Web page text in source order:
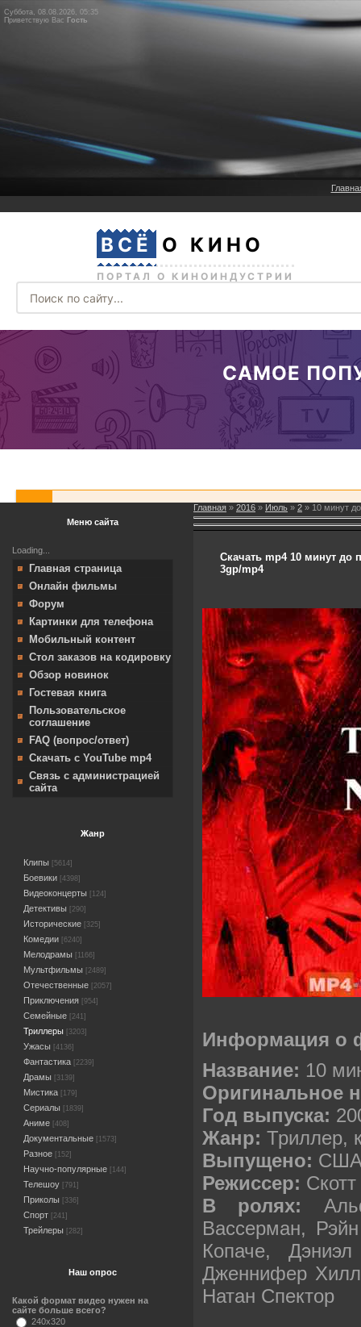
Суббота, 08.08.2026, 05:35
Приветствую Вас Гость
Меню сайта
Loading...
Главная страница
Онлайн фильмы
Форум
Картинки для телефона
Мобильный контент
Стол заказов на кодировку
Обзор новинок
Гостевая книга
Пользовательское
соглашение
FAQ (вопрос/ответ)
Скачать с YouTube mp4
Связь с администрацией
сайта
Жанр
Клипы [5614]
Боевики [4398]
Видеоконцерты [124]
Детективы [290]
Исторические [325]
Комедии [6240]
Мелодрамы [1166]
Мультфильмы [2489]
Отечественные [2057]
Приключения [954]
Семейные [241]
Триллеры [3203]
Ужасы [4136]
Фантастика [2239]
Драмы [3139]
Мистика [179]
Сериалы [1839]
Аниме [408]
Документальные [1573]
Разное [152]
Научно-популярные [144]
Телешоу [791]
Приколы [336]
Спорт [241]
Трейлеры [282]
Наш опрос
Какой формат видео нужен на
сайте больше всего?
240x320
Главная » 2016 » Июль » 2 » 10 минут
Скачать mp4 10 минут до
3gp/mp4
Информация о
Название: 10
Оригинальное
Год выпуска:
Жанр: Триллер,
Выпущено:
Режиссер:
В ролях:
Вассерман,
Копаче,
Дженнифер
Натан Спектор